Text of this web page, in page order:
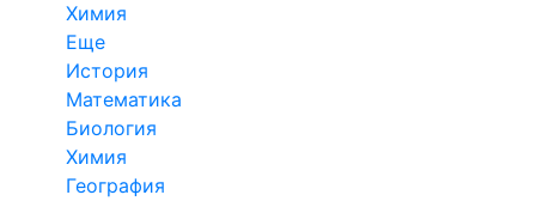
Химия
Еще
История
Математика
Биология
Химия
География